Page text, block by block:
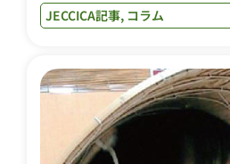
JECCICA記事, コラム